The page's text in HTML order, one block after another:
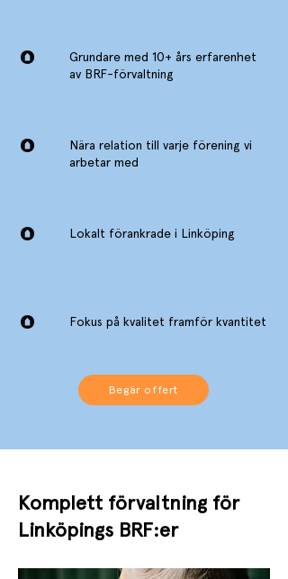
Grundare med 10+ års erfarenhet
av BRF-förvaltning
Nära relation till varje förening vi
arbetar med
Lokalt förankrade i Linköping
Fokus på kvalitet framför kvantitet
Begär offert
Komplett förvaltning för
Linköpings BRF:er